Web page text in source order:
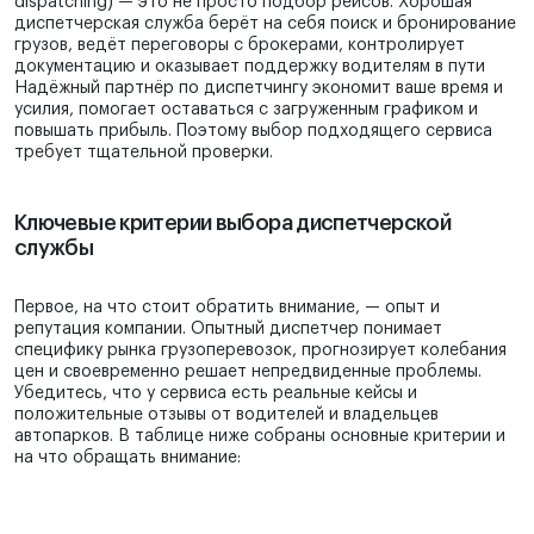
диспетчерская служба берёт на себя поиск и бронирование
грузов, ведёт переговоры с брокерами, контролирует
документацию и оказывает поддержку водителям в пути
Надёжный партнёр по диспетчингу экономит ваше время и
усилия, помогает оставаться с загруженным графиком и
повышать прибыль. Поэтому выбор подходящего сервиса
требует тщательной проверки.
Ключевые критерии выбора диспетчерской
службы
Первое, на что стоит обратить внимание, — опыт и
репутация компании. Опытный диспетчер понимает
специфику рынка грузоперевозок, прогнозирует колебания
цен и своевременно решает непредвиденные проблемы.
Убедитесь, что у сервиса есть реальные кейсы и
положительные отзывы от водителей и владельцев
автопарков. В таблице ниже собраны основные критерии и
на что обращать внимание: